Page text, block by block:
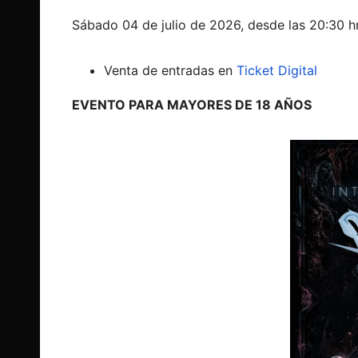
Sábado 04 de julio de 2026, desde las 20:30
Venta de entradas en Ticket Digital
EVENTO PARA MAYORES DE 18 AÑOS